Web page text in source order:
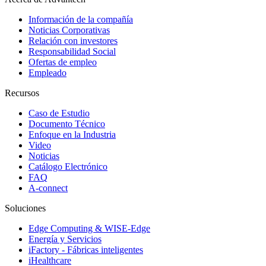
Información de la compañía
Noticias Corporativas
Relación con investores
Responsabilidad Social
Ofertas de empleo
Empleado
Recursos
Caso de Estudio
Documento Técnico
Enfoque en la Industria
Video
Noticias
Catálogo Electrónico
FAQ
A-connect
Soluciones
Edge Computing & WISE-Edge
Energía y Servicios
iFactory - Fábricas inteligentes
iHealthcare